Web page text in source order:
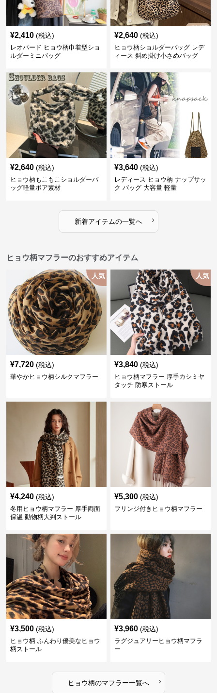
¥2,410 (税込)
レオパード ヒョウ柄巾着型ショ
ルダーミニバッグ
¥2,640 (税込)
ヒョウ柄ショルダーバッグ レデ
ィース 斜め掛け小さめバッグ
¥2,640 (税込)
ヒョウ柄もこもこショルダーバ
ッグ軽量ボア素材
¥3,640 (税込)
レディース ヒョウ柄 ナップサッ
ク バッグ 大容量 軽量
新着アイテムの一覧へ ›
ヒョウ柄マフラーのおすすめアイテム
人気
¥7,720 (税込)
華やかヒョウ柄シルクマフラー
人気
¥3,840 (税込)
ヒョウ柄マフラー 厚手カシミヤ
タッチ 防寒ストール
¥4,240 (税込)
冬用ヒョウ柄マフラー 厚手両面
保温 動物柄大判ストール
¥5,300 (税込)
フリンジ付きヒョウ柄マフラー
¥3,500 (税込)
ヒョウ柄 ふんわり優美なヒョウ
柄ストール
¥3,960 (税込)
ラグジュアリーヒョウ柄マフラ
ー
ヒョウ柄のマフラー一覧へ ›